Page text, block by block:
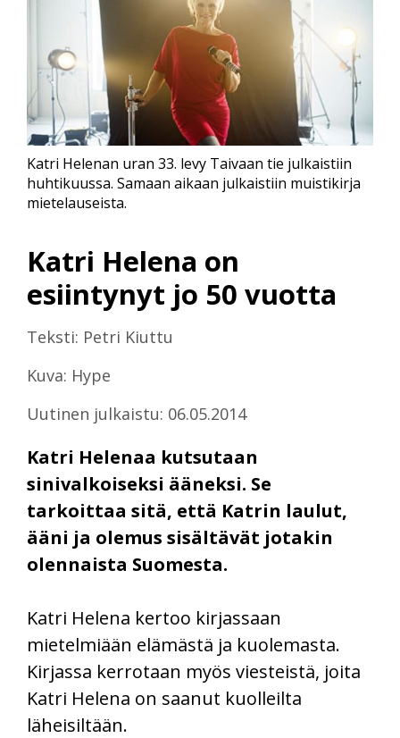
Katri Helena on
esiintynyt jo 50 vuotta
Teksti: Petri Kiuttu
Kuva: Hype
Uutinen julkaistu: 06.05.2014
Katri Helenaa kutsutaan
sinivalkoiseksi ääneksi. Se
tarkoittaa sitä, että Katrin laulut,
ääni ja olemus sisältävät jotakin
olennaista Suomesta.
Katri Helenan uran 33. levy Taivaan tie julkaistiin
huhtikuussa. Samaan aikaan julkaistiin muistikirja
mietelauseista.
Katri Helena kertoo kirjassaan
mietelmiään elämästä ja kuolemasta.
Kirjassa kerrotaan myös viesteistä, joita
Katri Helena on saanut kuolleilta
läheisiltään.